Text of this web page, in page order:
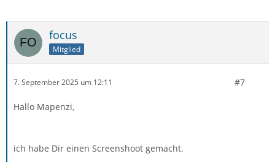
focus
Mitglied
7. September 2025 um 12:11 #7
Hallo Mapenzi,
ich habe Dir einen Screenshoot gemacht.